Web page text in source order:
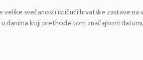
svečanosti ističući hrvatske zastave na
danima koji prethode tom značajnom